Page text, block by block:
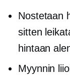
Nostetaan
sitten
hintaan
Myynnin